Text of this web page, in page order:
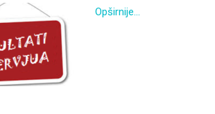
Opširnije...